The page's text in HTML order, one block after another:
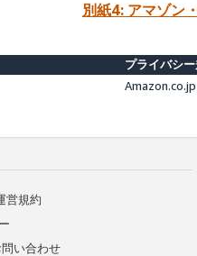
別紙4: アマゾン
プライバシ
営規約
問い合わせ